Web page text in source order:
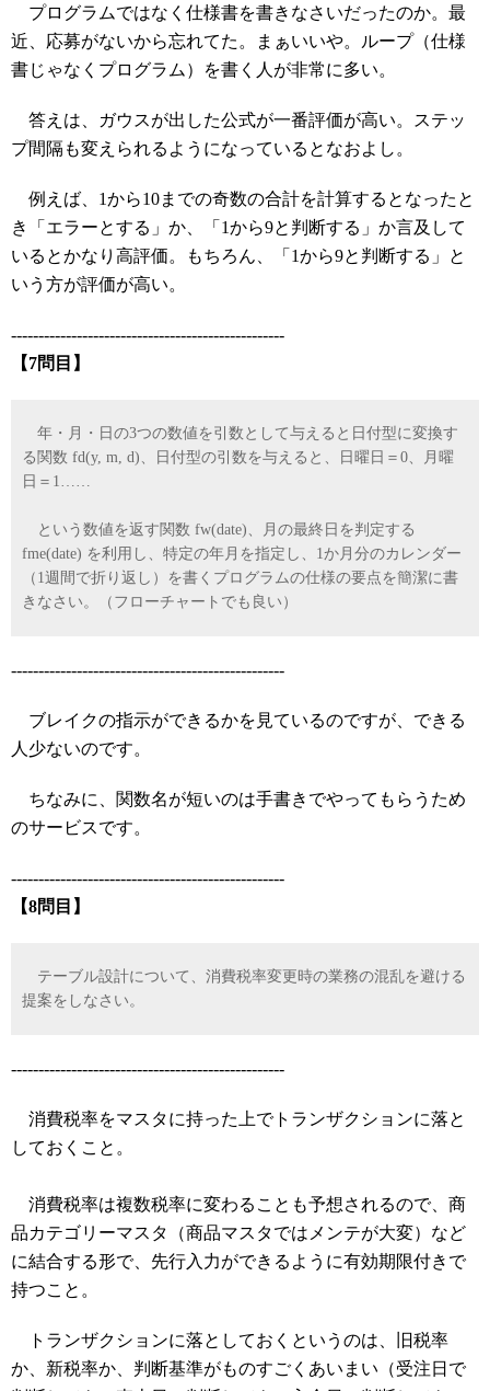
プログラムではなく仕様書を書きなさいだったのか。最
近、応募がないから忘れてた。まぁいいや。ループ（仕様
書じゃなくプログラム）を書く人が非常に多い。
答えは、ガウスが出した公式が一番評価が高い。ステッ
プ間隔も変えられるようになっているとなおよし。
例えば、1から10までの奇数の合計を計算するとなったと
き「エラーとする」か、「1から9と判断する」か言及して
いるとかなり高評価。もちろん、「1から9と判断する」と
いう方が評価が高い。
--------------------------------------------------
【7問目】
年・月・日の3つの数値を引数として与えると日付型に変換す
る関数 fd(y, m, d)、日付型の引数を与えると、日曜日＝0、月曜
日＝1……
という数値を返す関数 fw(date)、月の最終日を判定する
fme(date) を利用し、特定の年月を指定し、1か月分のカレンダー
（1週間で折り返し）を書くプログラムの仕様の要点を簡潔に書
きなさい。（フローチャートでも良い）
--------------------------------------------------
ブレイクの指示ができるかを見ているのですが、できる
人少ないのです。
ちなみに、関数名が短いのは手書きでやってもらうため
のサービスです。
--------------------------------------------------
【8問目】
テーブル設計について、消費税率変更時の業務の混乱を避ける
提案をしなさい。
--------------------------------------------------
消費税率をマスタに持った上でトランザクションに落と
しておくこと。
消費税率は複数税率に変わることも予想されるので、商
品カテゴリーマスタ（商品マスタではメンテが大変）など
に結合する形で、先行入力ができるように有効期限付きで
持つこと。
トランザクションに落としておくというのは、旧税率
か、新税率か、判断基準がものすごくあいまい（受注日で